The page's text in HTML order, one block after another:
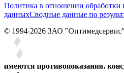
Политика в отношении обработки
данныхСводные данные по
© 1994-2026 ЗАО ″Оптимедсервис″
имеются противопоказания.